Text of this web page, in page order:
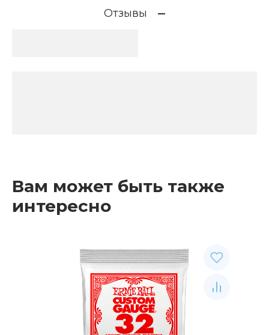
Отзывы
Вам может быть также
интересно